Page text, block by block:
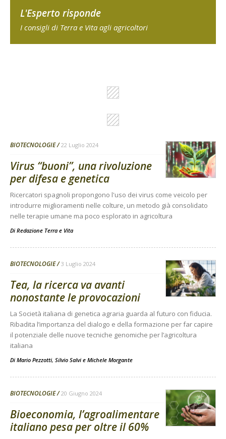
L'Esperto risponde
I consigli di Terra e Vita agli agricoltori
BIOTECNOLOGIE 22 Luglio 2024
Virus “buoni”, una rivoluzione
per difesa e genetica
Ricercatori spagnoli propongono l'uso dei virus come veicolo per
introdurre miglioramenti nelle colture, un metodo già consolidato
nelle terapie umane ma poco esplorato in agricoltura
Di Redazione Terra e Vita
BIOTECNOLOGIE 3 Luglio 2024
Tea, la ricerca va avanti
nonostante le provocazioni
La Società italiana di genetica agraria guarda al futuro con fiducia.
Ribadita l’importanza del dialogo e della formazione per far capire
il potenziale delle nuove tecniche genomiche per l’agricoltura
italiana
Di Mario Pezzotti, Silvio Salvi e Michele Morgante
BIOTECNOLOGIE 20 Giugno 2024
Bioeconomia, l’agroalimentare
italiano pesa per oltre il 60%